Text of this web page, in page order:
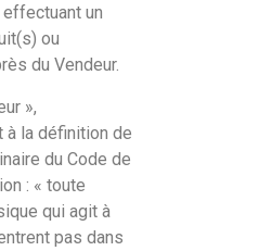
un
ou
du Vendeur.
»,
à la définition de
du Code de
: « toute
qui agit à
pas dans